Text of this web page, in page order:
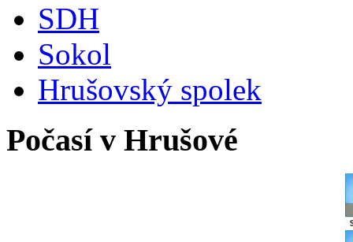
SDH
Sokol
Hrušovský spolek
Počasí v Hrušové